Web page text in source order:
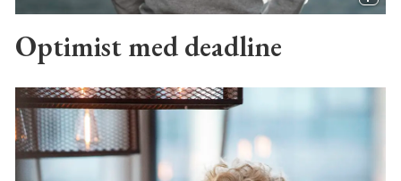
Optimist med deadline